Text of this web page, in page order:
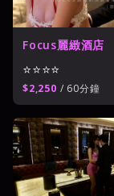
Focus麗緻酒店
⭐⭐⭐⭐
$2,250 / 60分鐘